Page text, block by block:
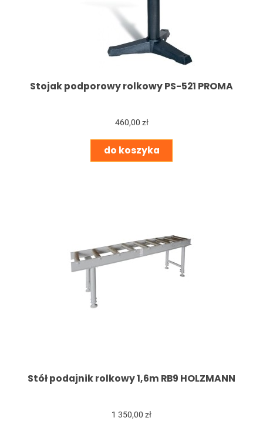
Stojak podporowy rolkowy PS-521 PROMA
460,00 zł
do koszyka
Stół podajnik rolkowy 1,6m RB9 HOLZMANN
1 350,00 zł